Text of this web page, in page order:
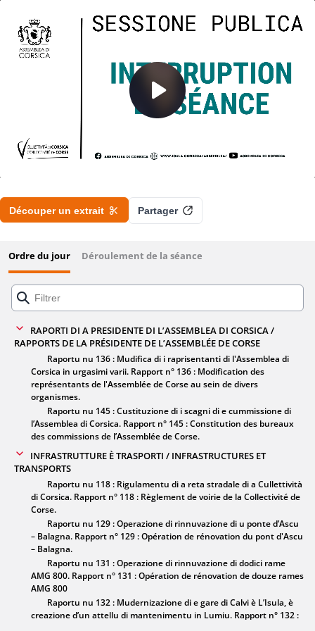
Assemblée de Corse - Session du 26 juin
Découper un extrait Partager
Ordre du jour Déroulement de la séance
RAPORTI DI A PRESIDENTE DI L’ASSEMBLEA DI CORSICA /
RAPPORTS DE LA PRÉSIDENTE DE L’ASSEMBLÉE DE CORSE
Raportu nu 136 : Mudifica di i raprisentanti di l'Assemblea di
Corsica in urgasimi varii. Rapport n° 136 : Modification des
représentants de l'Assemblée de Corse au sein de divers
organismes.
Raportu nu 145 : Custituzione di i scagni di e cummissione di
l’Assemblea di Corsica. Rapport n° 145 : Constitution des bureaux
des commissions de l’Assemblée de Corse.
INFRASTRUTTURE È TRASPORTI / INFRASTRUCTURES ET
TRANSPORTS
Raportu nu 118 : Rigulamentu di a reta stradale di a Cullettività
di Corsica. Rapport n° 118 : Règlement de voirie de la Collectivité de
Corse.
Raportu nu 129 : Operazione di rinnuvazione di u ponte d’Ascu
– Balagna. Rapport n° 129 : Opération de rénovation du pont d'Ascu
– Balagna.
Raportu nu 131 : Operazione di rinnuvazione di dodici rame
AMG 800. Rapport n° 131 : Opération de rénovation de douze rames
AMG 800
Raportu nu 132 : Mudernizazione di e gare di Calvi è L’Isula, è
creazione d’un attellu di mantenimentu in Lumiu. Rapport n° 132 :